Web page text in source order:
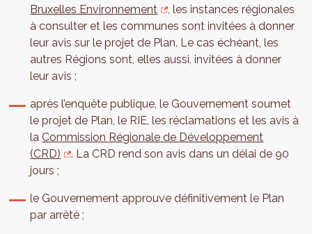
Bruxelles Environnement
, les instances régionales
à consulter et les communes sont invitées à donner
leur avis sur le projet de Plan. Le cas échéant, les
autres Régions sont, elles aussi, invitées à donner
leur avis ;
après l’enquête publique, le Gouvernement soumet
le projet de Plan, le RIE, les réclamations et les avis à
laCommission Régionale de Développement
(CRD)
. La CRD rend son avis dans un délai de 90
jours ;
le Gouvernement approuve définitivement le Plan
par arrêté ;